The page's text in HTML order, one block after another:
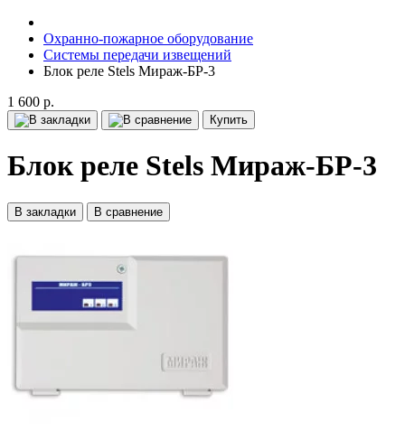
Охранно-пожарное оборудование
Системы передачи извещений
Блок реле Stels Мираж-БР-3
1 600 р.
Купить
Блок реле Stels Мираж-БР-3
В закладки В сравнение